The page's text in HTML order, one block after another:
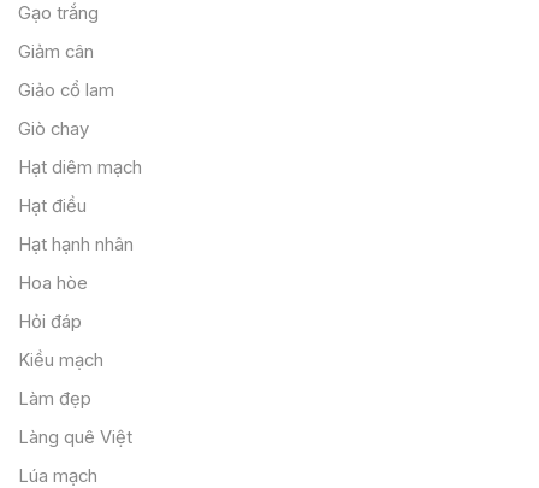
Gạo trắng
Giảm cân
Giảo cổ lam
Giò chay
Hạt diêm mạch
Hạt điều
Hạt hạnh nhân
Hoa hòe
Hỏi đáp
Kiều mạch
Làm đẹp
Làng quê Việt
Lúa mạch